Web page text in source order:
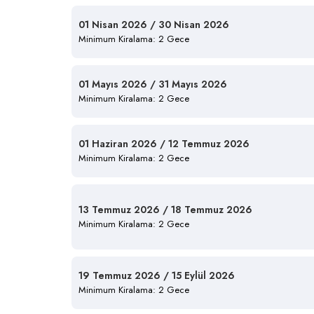
01 Nisan 2026 / 30 Nisan 2026
Minimum Kiralama: 2 Gece
01 Mayıs 2026 / 31 Mayıs 2026
Minimum Kiralama: 2 Gece
01 Haziran 2026 / 12 Temmuz 2026
Minimum Kiralama: 2 Gece
13 Temmuz 2026 / 18 Temmuz 2026
Minimum Kiralama: 2 Gece
19 Temmuz 2026 / 15 Eylül 2026
Minimum Kiralama: 2 Gece